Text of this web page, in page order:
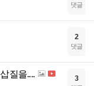
댓글
2
댓글
질을.... 3